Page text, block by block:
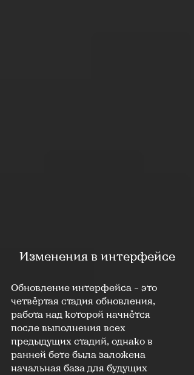
Изменения в интерфейсе
Обновление интерфейса – это
четвёртая стадия обновления,
работа над которой начнётся
после выполнения всех
предыдущих стадий, однако в
ранней бете была заложена
начальная база для будущих